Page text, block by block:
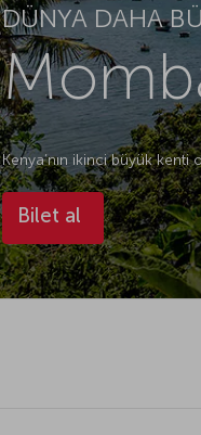
DÜNYA DAHA
Kenya’nın ikinci büyük
Bilet al